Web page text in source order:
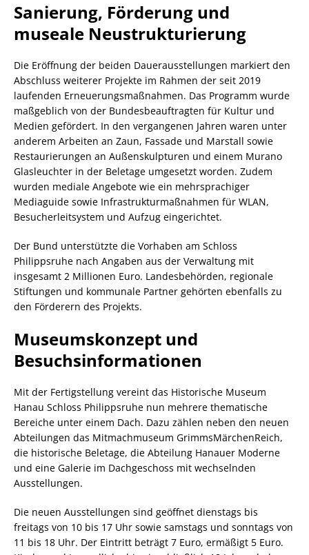
Sanierung, Förderung und
museale Neustrukturierung
Die Eröffnung der beiden Dauerausstellungen markiert den
Abschluss weiterer Projekte im Rahmen der seit 2019
laufenden Erneuerungsmaßnahmen. Das Programm wurde
maßgeblich von der Bundesbeauftragten für Kultur und
Medien gefördert. In den vergangenen Jahren waren unter
anderem Arbeiten an Zaun, Fassade und Marstall sowie
Restaurierungen an Außenskulpturen und einem Murano
Glasleuchter in der Beletage umgesetzt worden. Zudem
wurden mediale Angebote wie ein mehrsprachiger
Mediaguide sowie Infrastrukturmaßnahmen für WLAN,
Besucherleitsystem und Aufzug eingerichtet.
Der Bund unterstützte die Vorhaben am Schloss
Philippsruhe nach Angaben aus der Verwaltung mit
insgesamt 2 Millionen Euro. Landesbehörden, regionale
Stiftungen und kommunale Partner gehörten ebenfalls zu
den Förderern des Projekts.
Museumskonzept und
Besuchsinformationen
Mit der Fertigstellung vereint das Historische Museum
Hanau Schloss Philippsruhe nun mehrere thematische
Bereiche unter einem Dach. Dazu zählen neben den neuen
Abteilungen das Mitmachmuseum GrimmsMärchenReich,
die historische Beletage, die Abteilung Hanauer Moderne
und eine Galerie im Dachgeschoss mit wechselnden
Ausstellungen.
Die neuen Ausstellungen sind geöffnet dienstags bis
freitags von 10 bis 17 Uhr sowie samstags und sonntags von
11 bis 18 Uhr. Der Eintritt beträgt 7 Euro, ermäßigt 5 Euro.